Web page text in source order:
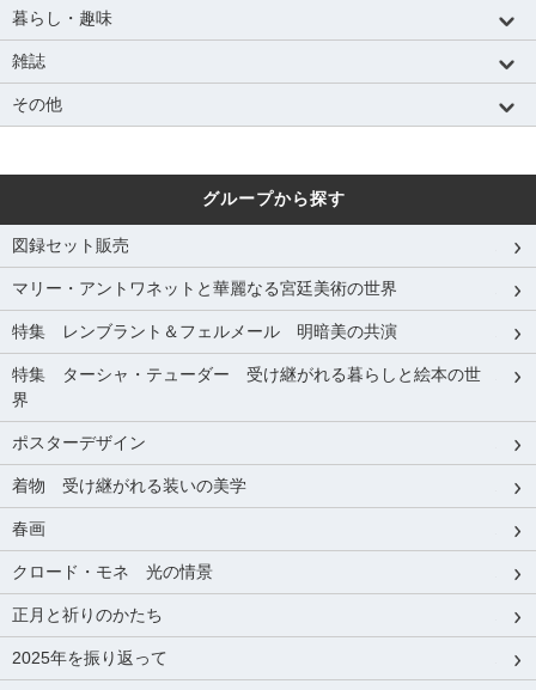
暮らし・趣味
雑誌
その他
グループから探す
図録セット販売
マリー・アントワネットと華麗なる宮廷美術の世界
特集 レンブラント＆フェルメール 明暗美の共演
特集 ターシャ・テューダー 受け継がれる暮らしと絵本の世
界
ポスターデザイン
着物 受け継がれる装いの美学
春画
クロード・モネ 光の情景
正月と祈りのかたち
2025年を振り返って